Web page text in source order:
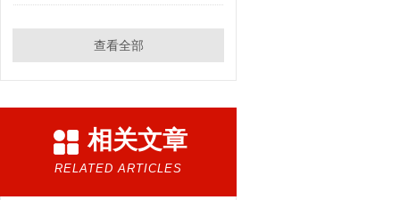
查看全部
相关文章
RELATED ARTICLES